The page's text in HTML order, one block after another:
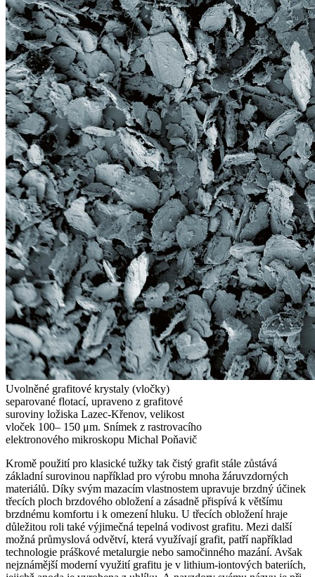
Uvolněné grafitové krystaly (vločky)
separované flotací, upraveno z grafitové
suroviny ložiska Lazec‑Křenov, velikost
vloček 100– 150 μm. Snímek z rastrovacího
elektronového mikroskopu Michal Poňavič
Kromě použití pro klasické tužky tak čistý grafit stále zůstává
základní surovinou například pro výrobu mnoha žáruvzdorných
materiálů. Díky svým mazacím vlastnostem upravuje brzdný účinek
třecích ploch brzdového obložení a zásadně přispívá k většímu
brzdnému komfortu i k omezení hluku. U třecích obložení hraje
důležitou roli také výjimečná tepelná vodivost grafitu. Mezi další
možná průmyslová odvětví, která využívají grafit, patří například
technologie práškové metalurgie nebo samočinného mazání. Avšak
nejznámější moderní využití grafitu je v lithium-iontových bateriích,